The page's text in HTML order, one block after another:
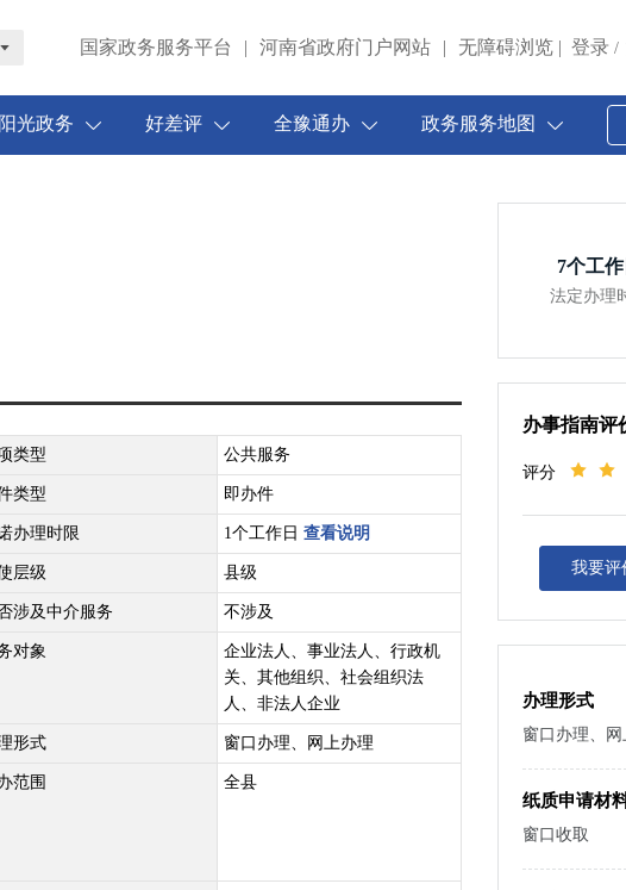
国家政务服务平台 | 河南省政府门户网站 | 无障碍浏览 | 登录 /
阳光政务 好差评 全豫通办 政务服务地图
类型 公共服务
类型 即办件
办理时限 1个工作日 查看说明
层级 县级
涉及中介服务 不涉及
对象
企业法人、事业法人、行政机
关、其他组织、社会组织法
人、非法人企业
形式 窗口办理、网上办理
范围 全县
7个工作
法定办理
办事指南评
评分
我要评
办理形式
窗口办理、网
纸质申请材
窗口收取